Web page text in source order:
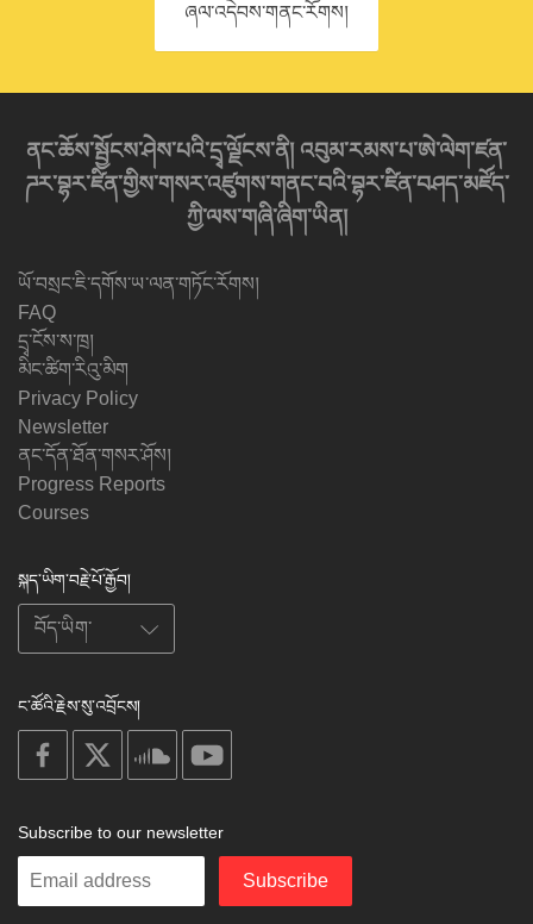
ཞལ་འདེབས་གནང་རོགས།
ནང་ཆོས་སྦྱོངས་ཤེས་པའི་དྲྭ་ལྗོངས་ནི། འབུམ་རམས་པ་ཨེ་ལེག་ཛན་
ཌར་བྷར་ཛིན་གྱིས་གསར་འཛུགས་གནང་བའི་བྷར་ཛིན་བཤད་མཛོད་
ཀྱི་ལས་གཞི་ཞིག་ཡིན།
ཡོ་བསྲང་ཇི་དགོས་ཡ་ལན་གཏོང་རོགས།
FAQ
དྲྭ་ངོས་ས་ཁྲ།
མིང་ཚིག་རིའུ་མིག
Privacy Policy
Newsletter
ནང་དོན་ཐོན་གསར་ཤོས།
Progress Reports
Courses
སྐད་ཡིག་བརྗེ་པོ་རྒྱོབ།
ང་ཚོའི་རྗེས་སུ་འབྲོངས།
on
facebook
soundcloud
Subscribe to our newsletter
Enter
Subscribe